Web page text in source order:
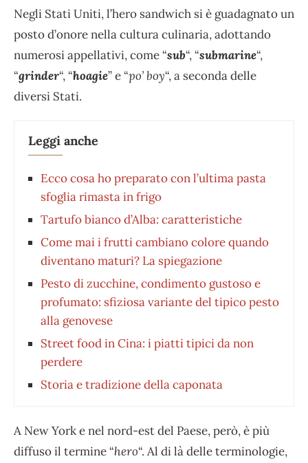
Negli Stati Uniti, l’hero sandwich si è guadagnato un
posto d’onore nella cultura culinaria, adottando
numerosi appellativi, come “sub“, “submarine“,
“grinder“, “hoagie” e “po’ boy“, a seconda delle
diversi Stati.
Leggi anche
Ecco cosa ho preparato con l’ultima pasta
sfoglia rimasta in frigo
Tartufo bianco d’Alba: caratteristiche
Come mai i frutti cambiano colore quando
diventano maturi? La spiegazione
Pesto di zucchine, condimento gustoso e
profumato: sfiziosa variante del tipico pesto
alla genovese
Street food in Cina: i piatti tipici da non
perdere
Storia e tradizione della caponata
A New York e nel nord-est del Paese, però, è più
diffuso il termine “hero“. Al di là delle terminologie,